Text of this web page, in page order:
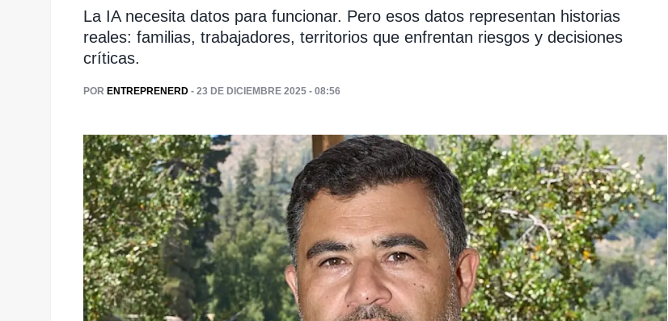
La IA necesita datos para funcionar. Pero esos datos representan historias
reales: familias, trabajadores, territorios que enfrentan riesgos y decisiones
críticas.
POR ENTREPRENERD - 23 DE DICIEMBRE 2025 - 08:56